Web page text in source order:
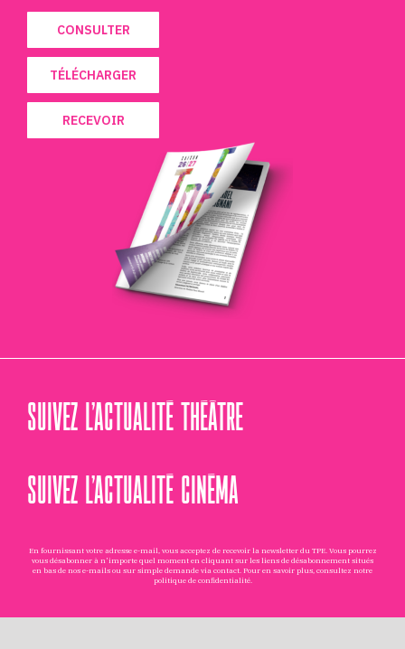
CONSULTER
TÉLÉCHARGER
RECEVOIR
SUIVEZ L’ACTUALITÉ THÉÂTRE
SUIVEZ L’ACTUALITÉ CINÉMA
En fournissant votre adresse e-mail, vous acceptez de recevoir la newsletter du TPE. Vous pourrez
vous désabonner à n'importe quel moment en cliquant sur les liens de désabonnement situés
en bas de nos e-mails ou sur simple demande via contact. Pour en savoir plus, consultez notre
politique de confidentialité.